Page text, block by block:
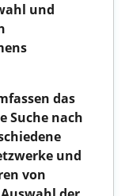
und
das
Suche nach
und
von